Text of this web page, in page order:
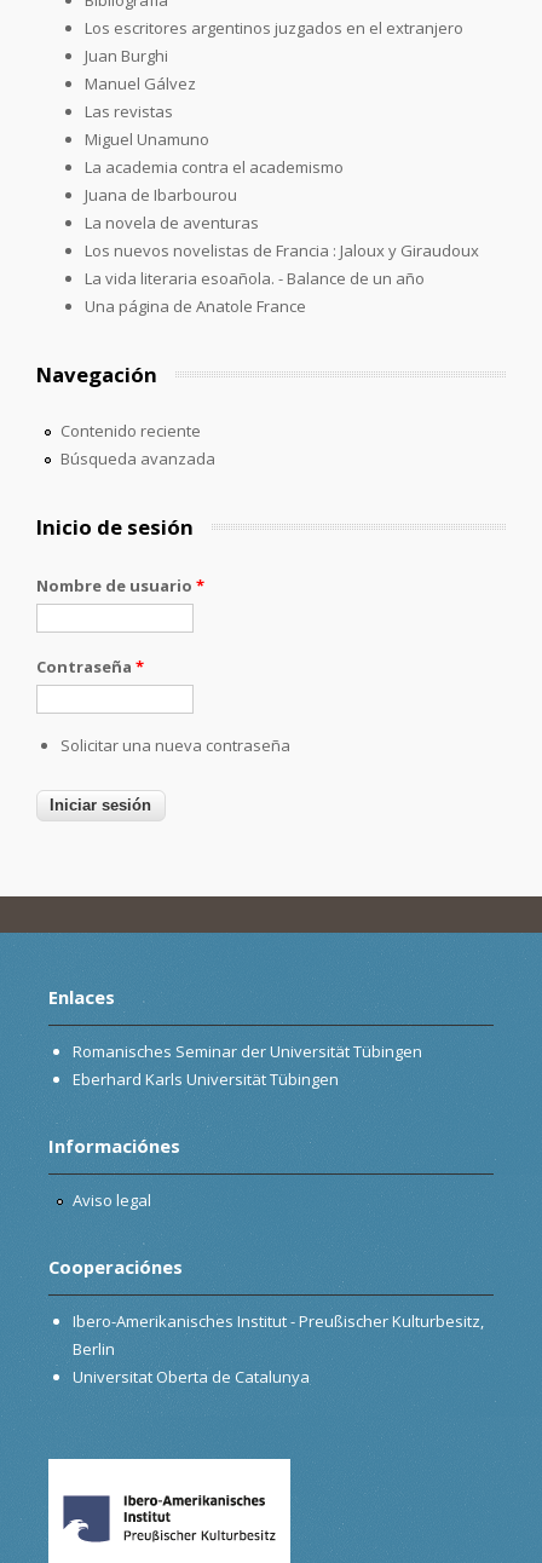
Los escritores argentinos juzgados en el extranjero
Juan Burghi
Manuel Gálvez
Las revistas
Miguel Unamuno
La academia contra el academismo
Juana de Ibarbourou
La novela de aventuras
Los nuevos novelistas de Francia : Jaloux y Giraudoux
La vida literaria esoañola. - Balance de un año
Una página de Anatole France
Navegación
Contenido reciente
Búsqueda avanzada
Inicio de sesión
Nombre de usuario *
Contraseña *
Solicitar una nueva contraseña
Enlaces
Romanisches Seminar der Universität Tübingen
Eberhard Karls Universität Tübingen
Informaciónes
Aviso legal
Cooperaciónes
Ibero-Amerikanisches Institut - Preußischer Kulturbesitz,
Berlin
Universitat Oberta de Catalunya